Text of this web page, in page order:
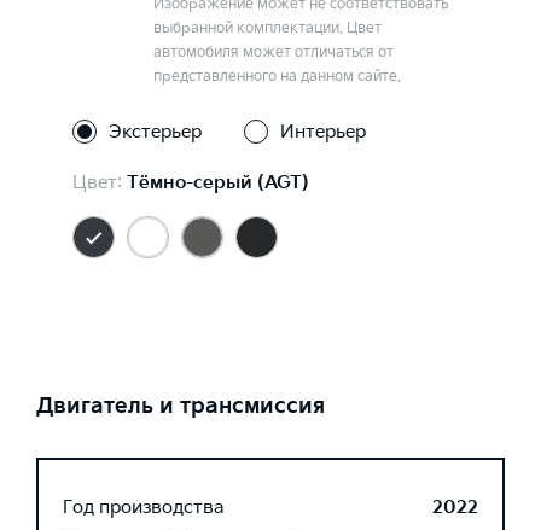
Изображение может не соответствовать
выбранной комплектации. Цвет
автомобиля может отличаться от
представленного на данном сайте.
Экстерьер Интерьер
Цвет: Тёмно-серый (AGT)
Двигатель и трансмиссия
Год производства
2022